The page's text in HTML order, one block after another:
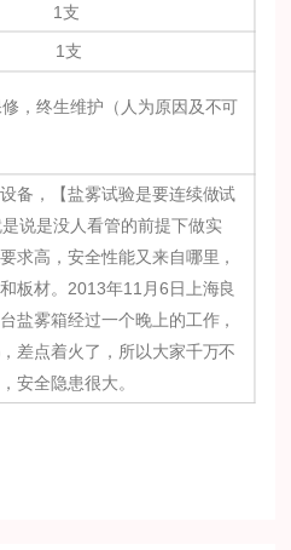
1支
1支
，终生维护（人为原因及不可
备，【盐雾试验是要连续做试
说是没人看管的前提下做实
求高，安全性能又来自哪里，
板材。2013年11月6日上海良
盐雾箱经过一个晚上的工作，
差点着火了，所以大家千万不
安全隐患很大。